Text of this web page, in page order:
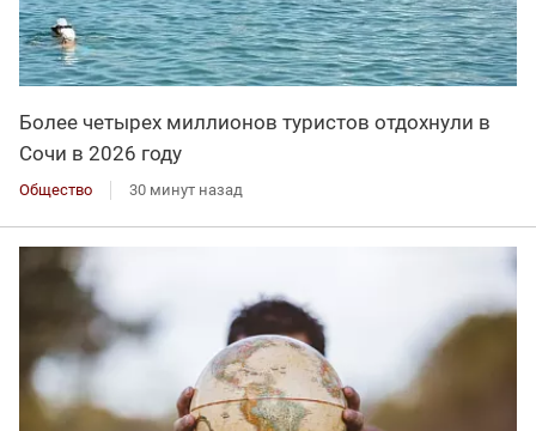
Более четырех миллионов туристов отдохнули в
Сочи в 2026 году
Общество 30 минут назад